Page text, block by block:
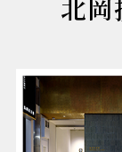
北